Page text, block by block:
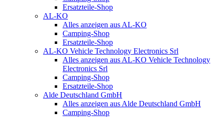
Ersatzteile-Shop
AL-KO
Alles anzeigen aus AL-KO
Camping-Shop
Ersatzteile-Shop
AL-KO Vehicle Technology Electronics Srl
Alles anzeigen aus AL-KO Vehicle Technology
Electronics Srl
Camping-Shop
Ersatzteile-Shop
Alde Deutschland GmbH
Alles anzeigen aus Alde Deutschland GmbH
Camping-Shop